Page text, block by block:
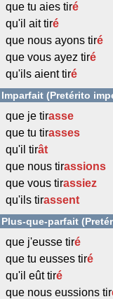
que tu aies tiré
qu'il ait tiré
que nous ayons tiré
que vous ayez tiré
qu'ils aient tiré
Imparfait (Pretérito
que je tirasse
que tu tirasses
qu'il tirât
que nous tirassions
que vous tirassiez
qu'ils tirassent
Plus-que-parfait
que j'eusse tiré
que tu eusses tiré
qu'il eût tiré
que nous eussions tir